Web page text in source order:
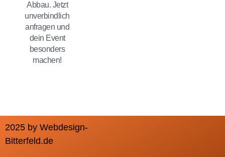
Abbau. Jetzt
unverbindlich
anfragen und
dein Event
besonders
machen!
2025 by Webdesign-
Bitterfeld.de